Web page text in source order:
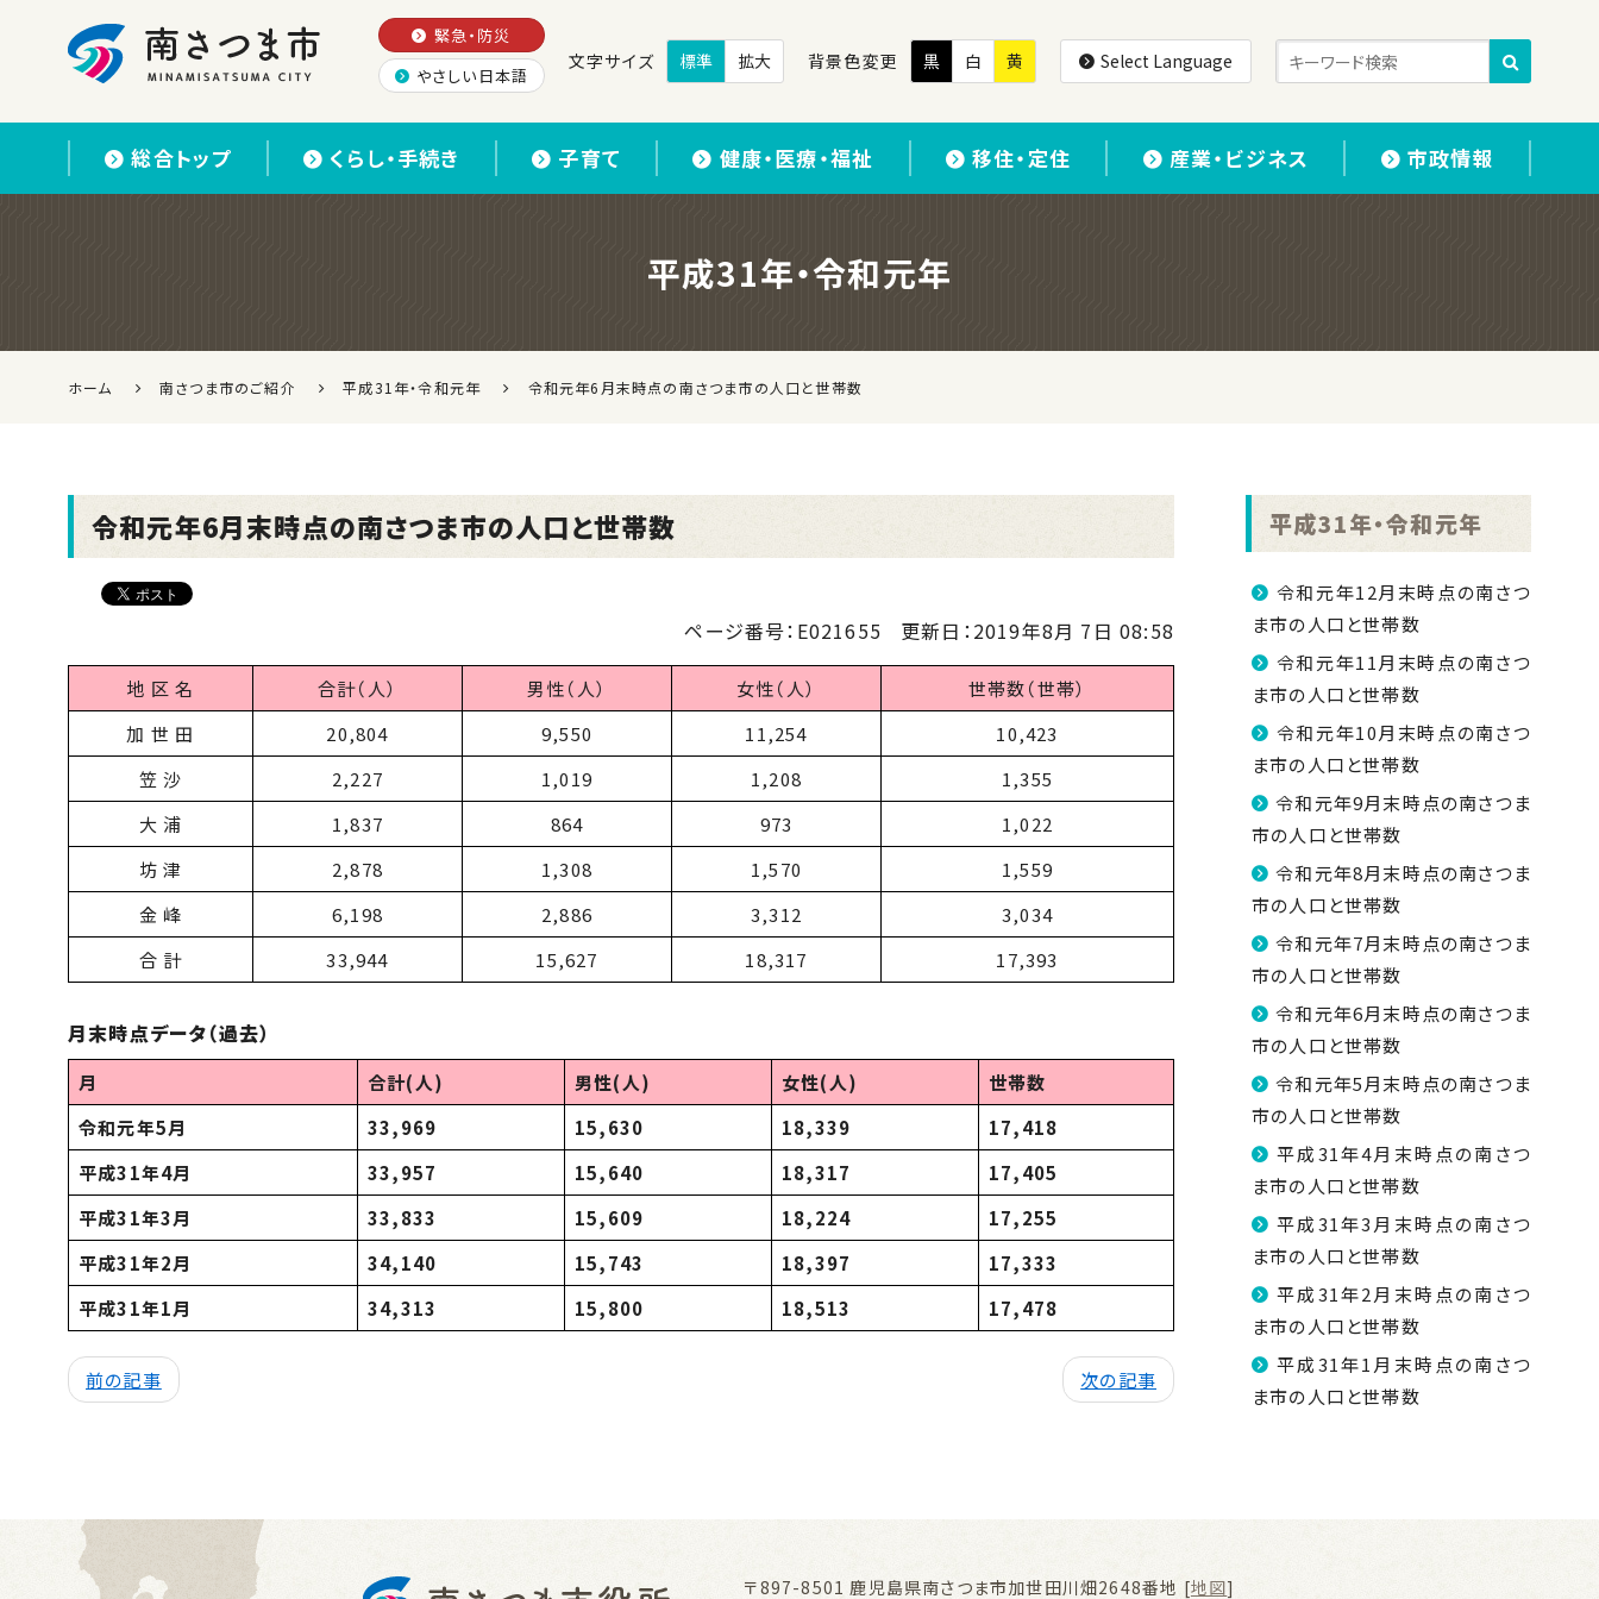
緊急・防災
やさしい日本語
文字サイズ 標準 拡大 背景色変更 黒 白 黄 Select Language
総合トップ くらし・手続き 子育て 健康・医療・福祉 移住・定住 産業・ビジネス 市政情報
平成31年・令和元年
ホーム 南さつま市のご紹介 平成31年・令和元年 令和元年6月末時点の南さつま市の人口と世帯数
令和元年6月末時点の南さつま市の人口と世帯数
ページ番号：E021655 更新日：2019年8月 7日 08:58
地 区 名 合計（人） 男性（人） 女性（人）
世帯数（世帯）
加 世 田
20,804 9,550 11,254
10,423
笠 沙
2,227 1,019 1,208
1,355
大 浦
1,837 864 973
1,022
坊 津
2,878 1,308 1,570
1,559
金 峰
6,198 2,886 3,312
3,034
合 計
33,944 15,627 18,317 17,393
月末時点データ（過去）
月 合計(人) 男性(人) 女性(人)
世帯数
令和元年5月
33,969 15,630 18,339
17,418
平成31年4月
33,957 15,640 18,317
17,405
平成31年3月
33,833 15,609 18,224
17,255
平成31年2月
34,140 15,743 18,397
17,333
平成31年1月
34,313 15,800 18,513 17,478
前の記事 次の記事
平成31年・令和元年
令和元年12月末時点の南さつ
ま市の人口と世帯数
令和元年11月末時点の南さつ
ま市の人口と世帯数
令和元年10月末時点の南さつ
ま市の人口と世帯数
令和元年9月末時点の南さつま
市の人口と世帯数
令和元年8月末時点の南さつま
市の人口と世帯数
令和元年7月末時点の南さつま
市の人口と世帯数
令和元年6月末時点の南さつま
市の人口と世帯数
令和元年5月末時点の南さつま
市の人口と世帯数
平成31年4月末時点の南さつ
ま市の人口と世帯数
平成31年3月末時点の南さつ
ま市の人口と世帯数
平成31年2月末時点の南さつ
ま市の人口と世帯数
平成31年1月末時点の南さつ
ま市の人口と世帯数
〒897-8501鹿児島県南さつま市加世田川畑2648番地 [地図]